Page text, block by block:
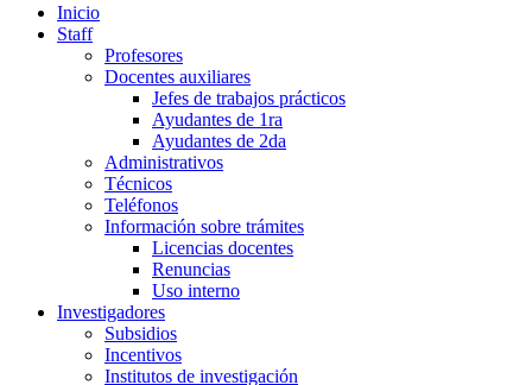
Inicio
Staff
Profesores
Docentes auxiliares
Jefes de trabajos prácticos
Ayudantes de 1ra
Ayudantes de 2da
Administrativos
Técnicos
Teléfonos
Información sobre trámites
Licencias docentes
Renuncias
Uso interno
Investigadores
Subsidios
Incentivos
Institutos de investigación